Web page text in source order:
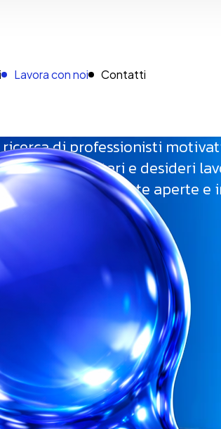
Lavora con noi Contatti
ricerca di professionisti
o alimentari e desideri
attualmente aperte e